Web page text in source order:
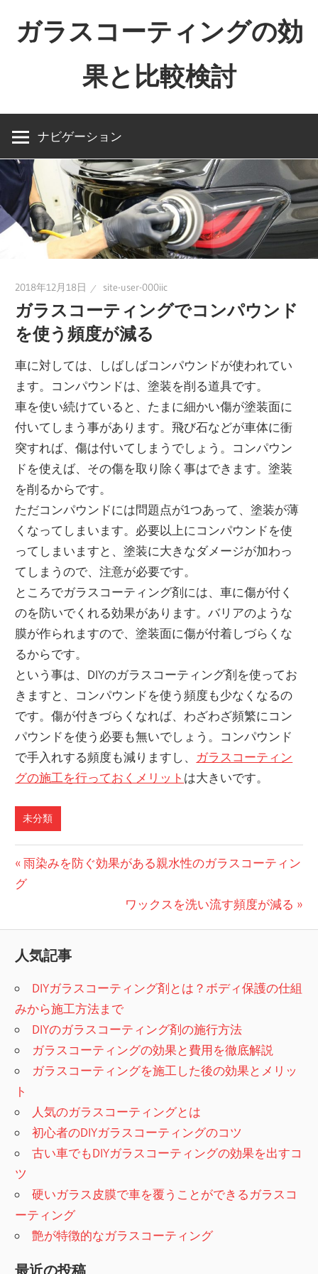
へ
ッ
ガラスコーティングの効
果と比較検討
ス
コ
ー
テ
ィ
の
効
果
ナビゲーション
2018年12月18日 site-user-000iic
ガラスコーティングでコンパウンド
を使う頻度が減る
車に対しては、しばしばコンパウンドが使われてい
ます。コンパウンドは、塗装を削る道具です。
車を使い続けていると、たまに細かい傷が塗装面に
付いてしまう事があります。飛び石などが車体に衝
突すれば、傷は付いてしまうでしょう。コンパウン
ドを使えば、その傷を取り除く事はできます。塗装
を削るからです。
ただコンパウンドには問題点が1つあって、塗装が薄
くなってしまいます。必要以上にコンパウンドを使
ってしまいますと、塗装に大きなダメージが加わっ
てしまうので、注意が必要です。
ところでガラスコーティング剤には、車に傷が付く
のを防いでくれる効果があります。バリアのような
膜が作られますので、塗装面に傷が付着しづらくな
るからです。
という事は、DIYのガラスコーティング剤を使ってお
きますと、コンパウンドを使う頻度も少なくなるの
です。傷が付きづらくなれば、わざわざ頻繁にコン
パウンドを使う必要も無いでしょう。コンパウンド
で手入れする頻度も減りますし、 ガラスコーティン
グの施工を行っておくメリット は大きいです。
未分類
投
稿
ビ
ー
シ
ョ
ン
前
の
雨染みを防ぐ効果がある親水性のガラスコーティン
グ
次
ワックスを洗い流す頻度が減る
人気記事
DIYガラスコーティング剤とは？ボディ保護の仕組
みから施工方法まで
DIYのガラスコーティング剤の施行方法
ガラスコーティングの効果と費用を徹底解説
ガラスコーティングを施工した後の効果とメリッ
ト
人気のガラスコーティングとは
初心者のDIYガラスコーティングのコツ
古い車でもDIYガラスコーティングの効果を出すコ
ツ
硬いガラス皮膜で車を覆うことができるガラスコ
ーティング
艶が特徴的なガラスコーティング
最近の投稿